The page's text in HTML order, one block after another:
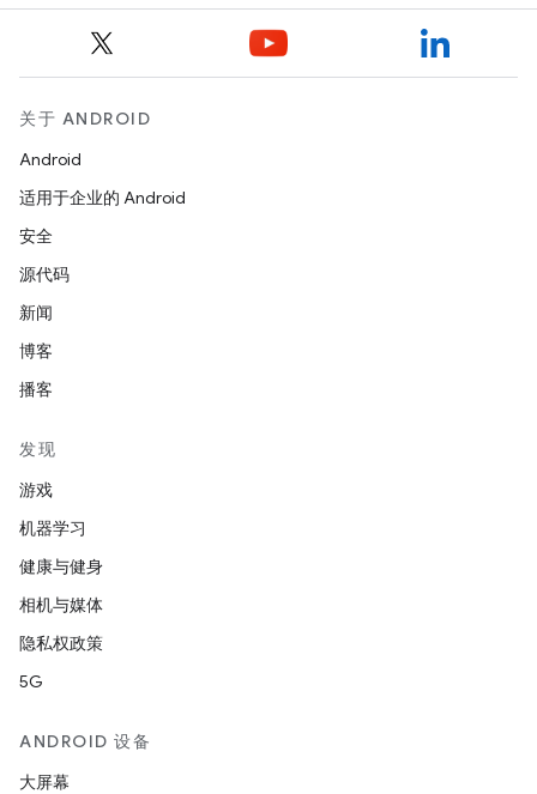
关于 ANDROID
Android
适用于企业的 Android
安全
源代码
新闻
博客
播客
发现
游戏
机器学习
健康与健身
相机与媒体
隐私权政策
5G
ANDROID 设备
大屏幕